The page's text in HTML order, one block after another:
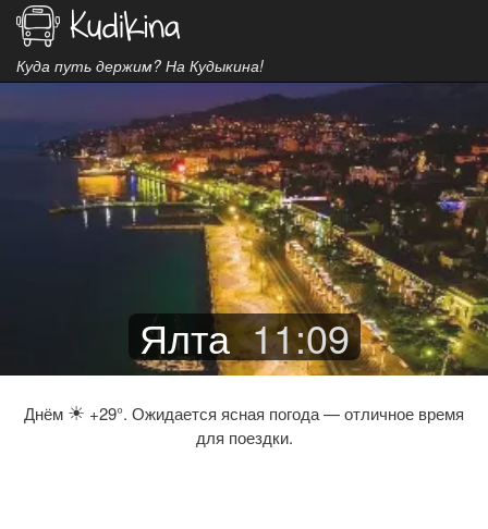
Куда путь держим? На Кудыкина!
Ялта 11:09
Днём ☀ +29°. Ожидается ясная погода — отличное время
для поездки.